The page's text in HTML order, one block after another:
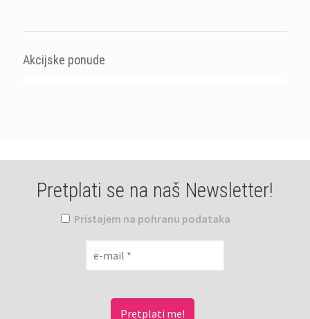
Akcijske ponude
Pretplati se na naš Newsletter!
Pristajem na pohranu podataka